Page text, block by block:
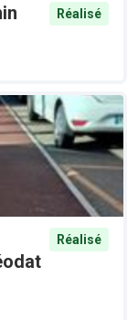
Réalisé
Réalisé